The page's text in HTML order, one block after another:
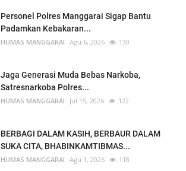
Personel Polres Manggarai Sigap Bantu
Padamkan Kebakaran...
HUMAS MANGGARAI Agu 6, 2026 130
Jaga Generasi Muda Bebas Narkoba,
Satresnarkoba Polres...
HUMAS MANGGARAI Jul 15, 2026 122
BERBAGI DALAM KASIH, BERBAUR DALAM
SUKA CITA, BHABINKAMTIBMAS...
HUMAS MANGGARAI Agu 1, 2026 118